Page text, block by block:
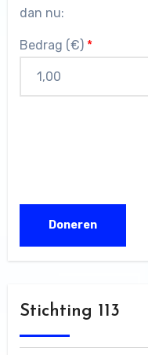
dan nu:
Bedrag (€) *
Stichting 113